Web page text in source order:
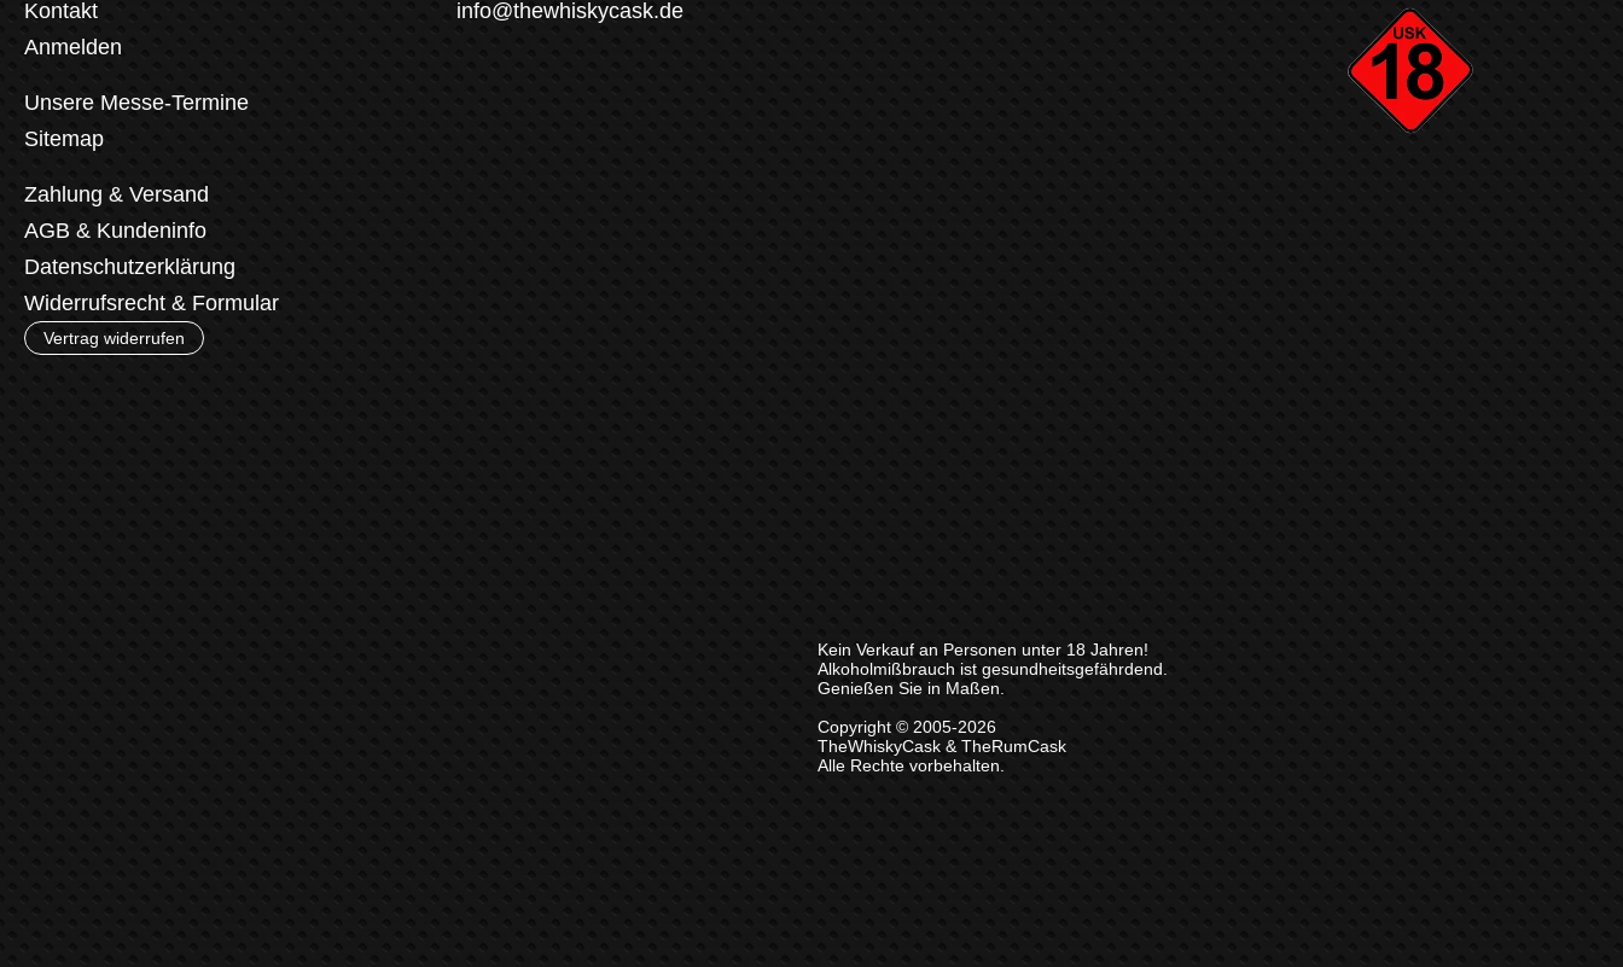
Kontakt
Anmelden
Unsere Messe-Termine
Sitemap
Zahlung & Versand
AGB & Kundeninfo
Datenschutzerklärung
Widerrufsrecht & Formular
Vertrag widerrufen
info@thewhiskycask.de
Kein Verkauf an Personen unter 18 Jahren!
Alkoholmißbrauch ist gesundheitsgefährdend.
Genießen Sie in Maßen.
Copyright © 2005-2026
TheWhiskyCask & TheRumCask
Alle Rechte vorbehalten.